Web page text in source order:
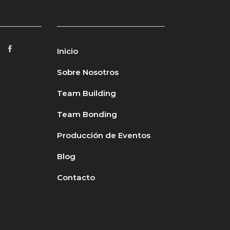
Inicio
Sobre Nosotros
Team Building
Team Bonding
Producción de Eventos
Blog
Contacto